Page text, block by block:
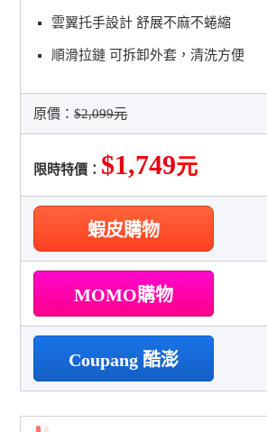
雲翼托手設計 舒展不麻不蜷縮
順滑拉鏈 可拆卸外套，清洗方便
原價：$2,099元
限時特價： $1,749元
蝦皮購物
MOMO購物
Coupang 酷澎